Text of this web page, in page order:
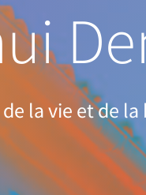
la vie et de